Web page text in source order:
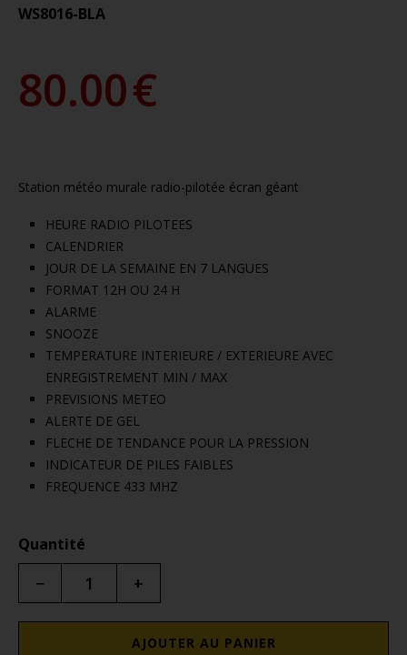
WS8016-BLA
80.00€
Station météo murale radio-pilotée écran géant
HEURE RADIO PILOTEES
CALENDRIER
JOUR DE LA SEMAINE EN 7 LANGUES
FORMAT 12H OU 24 H
ALARME
SNOOZE
TEMPERATURE INTERIEURE / EXTERIEURE AVEC
ENREGISTREMENT MIN / MAX
PREVISIONS METEO
ALERTE DE GEL
FLECHE DE TENDANCE POUR LA PRESSION
INDICATEUR DE PILES FAIBLES
FREQUENCE 433 MHZ
Quantité
− +
AJOUTER AU PANIER